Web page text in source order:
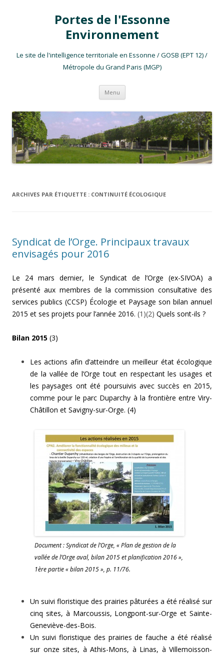
Portes de l'Essonne
Environnement
Le site de l'intelligence territoriale en Essonne / GOSB (EPT 12) /
Métropole du Grand Paris (MGP)
Menu Aller au contenu
ARCHIVES PAR ÉTIQUETTE : CONTINUITÉ ÉCOLOGIQUE
Syndicat de l’Orge. Principaux travaux
envisagés pour 2016
Le 24 mars dernier, le Syndicat de l’Orge (ex-SIVOA) a
présenté aux membres de la commission consultative des
services publics (CCSP) Écologie et Paysage son bilan annuel
2015 et ses projets pour l’année 2016. (1)(2) Quels sont-ils ?
Bilan 2015 (3)
Les actions afin d’atteindre un meilleur état écologique
de la vallée de l’Orge tout en respectant les usages et
les paysages ont été poursuivis avec succès en 2015,
comme pour le parc Duparchy à la frontière entre Viry-
Châtillon et Savigny-sur-Orge. (4)
Document : Syndicat de l’Orge, « Plan de gestion de la
vallée de l’Orge aval, bilan 2015 et planification 2016 »,
1ère partie « bilan 2015 », p. 11/76.
Un suivi floristique des prairies pâturées a été réalisé sur
cinq sites, à Marcoussis, Longpont-sur-Orge et Sainte-
Geneviève-des-Bois.
Un suivi floristique des prairies de fauche a été réalisé
sur onze sites, à Athis-Mons, à Linas, à Villemoisson-